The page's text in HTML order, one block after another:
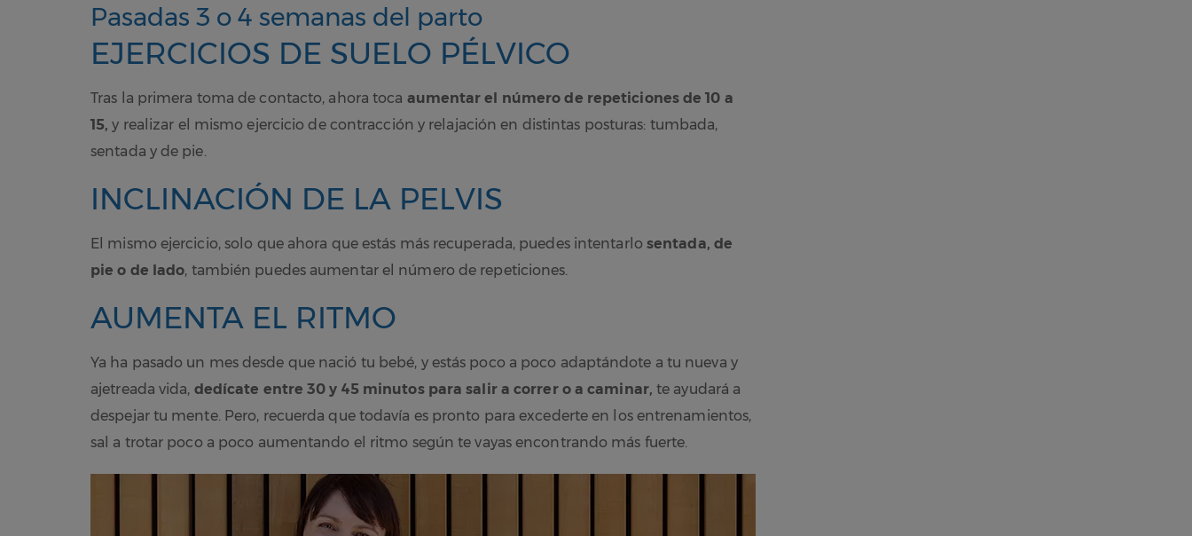
Pasadas 3 o 4 semanas del parto
EJERCICIOS DE SUELO PÉLVICO
Tras la primera toma de contacto, ahora toca aumentar el número de repeticiones de 10 a
15, y realizar el mismo ejercicio de contracción y relajación en distintas posturas: tumbada,
sentada y de pie.
INCLINACIÓN DE LA PELVIS
El mismo ejercicio, solo que ahora que estás más recuperada, puedes intentarlo sentada, de
pie o de lado, también puedes aumentar el número de repeticiones.
AUMENTA EL RITMO
Ya ha pasado un mes desde que nació tu bebé, y estás poco a poco adaptándote a tu nueva y
ajetreada vida, dedícate entre 30 y 45 minutos para salir a correr o a caminar,te ayudará a
despejar tu mente. Pero, recuerda que todavía es pronto para excederte en los entrenamientos,
sal a trotar poco a poco aumentando el ritmo según te vayas encontrando más fuerte.